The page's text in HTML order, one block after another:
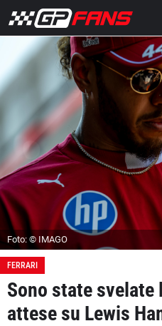
Foto: © IMAGO
FERRARI
Sono state svelate
attese su Lewis